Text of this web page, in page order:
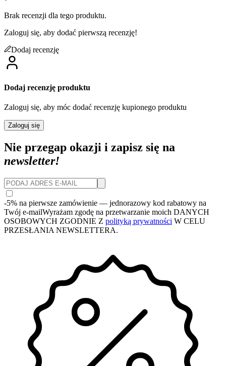
Brak recenzji dla tego produktu.
Zaloguj się, aby dodać pierwszą recenzję!
Dodaj recenzję
Dodaj recenzję produktu
Zaloguj się, aby móc dodać recenzję kupionego produktu
Zaloguj się
Nie przegap okazji i zapisz się na
newsletter!
-5% na pierwsze zamówienie — jednorazowy kod rabatowy na
Twój e-mailWyrażam zgodę na przetwarzanie moich DANYCH
OSOBOWYCH ZGODNIE Z polityką prywatności W CELU
PRZESŁANIA NEWSLETTERA.